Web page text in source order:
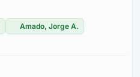
Amado, Jorge A.